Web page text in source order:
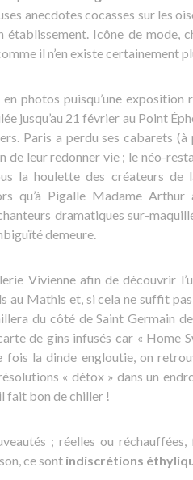
anecdotes cocasses sur les
établissement. Icône de mode,
il n’en existe certainement
photos puisqu’une
jusqu’au 21 février au Point
Paris a perdu ses cabarets
de leur redonner vie ; le néo-
la houlette des créateurs de
qu’à Pigalle Madame Arthur
dramatiques sur-
demeure.
Vivienne afin de découvrir
au Mathis et, si cela ne suffit
du côté de Saint Germain
de gins infusés car « Home
la dinde engloutie, on
« détox » dans un
fait bon de chiller !
; réelles ou
ce sont indiscrétions